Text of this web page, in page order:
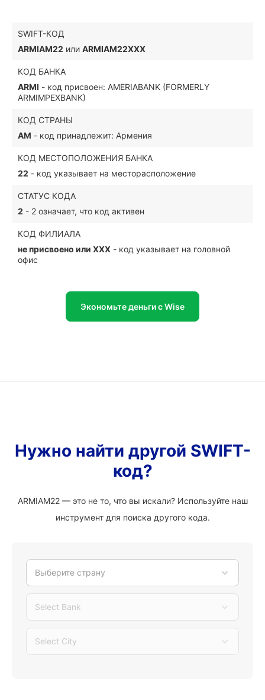
SWIFT-КОД
ARMIAM22 или ARMIAM22XXX
КОД БАНКА
ARMI - код присвоен: AMERIABANK (FORMERLY
ARMIMPEXBANK)
КОД СТРАНЫ
AM - код принадлежит: Армения
КОД МЕСТОПОЛОЖЕНИЯ БАНКА
22 - код указывает на месторасположение
СТАТУС КОДА
2 - 2 означает, что код активен
КОД ФИЛИАЛА
не присвоено или XXX - код указывает на головной
офис
Экономьте деньги с Wise
Нужно найти другой SWIFT-
код?
ARMIAM22 — это не то, что вы искали? Используйте наш
инструмент для поиска другого кода.
Выберите страну
Select Bank
Select City